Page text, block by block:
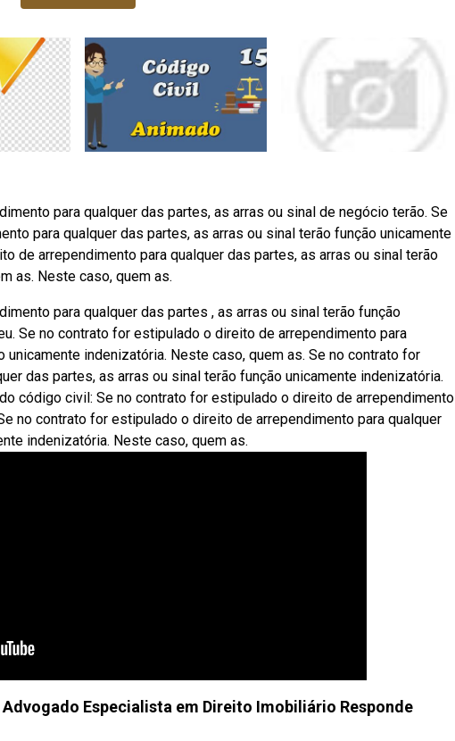
para qualquer das partes, as arras ou sinal de negócio terão. Se
para qualquer das partes, as arras ou sinal terão função unicamente
de arrependimento para qualquer das partes, as arras ou sinal terão
as. Neste caso, quem as.
para qualquer das partes , as arras ou sinal terão função
Se no contrato for estipulado o direito de arrependimento para
indenizatória. Neste caso, quem as. Se no contrato for
das partes, as arras ou sinal terão função unicamente indenizatória.
código civil: Se no contrato for estipulado o direito de arrependimento
no contrato for estipulado o direito de arrependimento para qualquer
indenizatória. Neste caso, quem as.
Especialista em Direito Imobiliário Responde